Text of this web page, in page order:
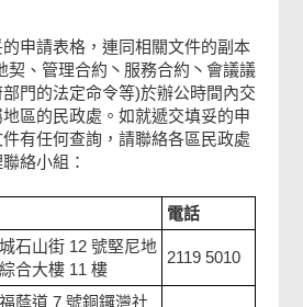
申請表格，連同相關文件的副本
契、管理合約丶服務合約丶會議議
門的法定命令等)於辦公時間內交
區的民政處。如就遞交填妥的申
有任何查詢，請聯絡各區民政處
絡小組：
電話
石山街 12 號堅尼地
合大樓 11 樓
2119 5010
蔭道 7 號銅鑼灣社